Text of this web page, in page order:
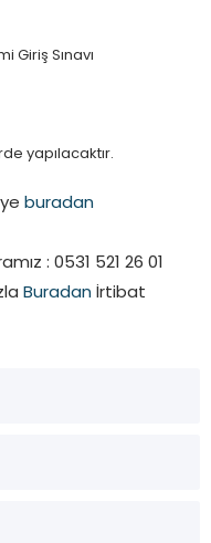
Giriş Sınavı
yapılacaktır.
buradan
: 0531 521 26 01
Buradan İrtibat